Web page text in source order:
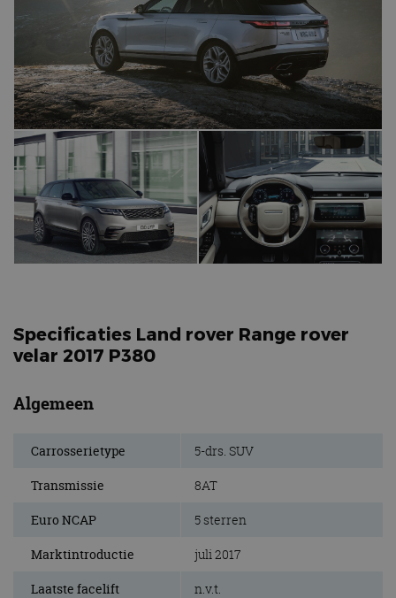
Specificaties Land rover Range rover
velar 2017 P380
Algemeen
Carrosserietype 5-drs. SUV
Transmissie 8AT
Euro NCAP 5 sterren
Marktintroductie juli 2017
Laatste facelift n.v.t.